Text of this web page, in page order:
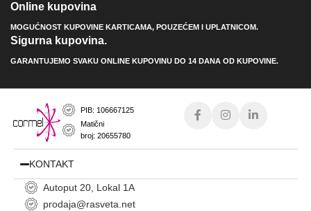
Online kupovina
MOGUĆNOST KUPOVINE KARTICAMA, POUZEĆEM I UPLATNICOM.
Sigurna kupovina.
GARANTUJEMO SVAKU ONLINE KUPOVINU DO 14 DANA OD KUPOVINE.
PIB: 106667125
Matični
broj: 20655780
KONTAKT
Autoput 20, Lokal 1A
prodaja@rasveta.net